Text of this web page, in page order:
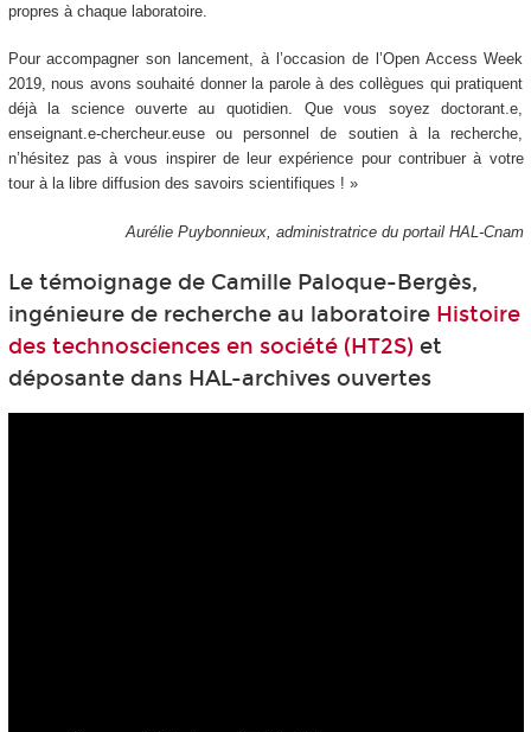
propres à chaque laboratoire.
Pour accompagner son lancement, à l’occasion de l’Open Access Week
2019, nous avons souhaité donner la parole à des collègues qui pratiquent
déjà la science ouverte au quotidien. Que vous soyez doctorant.e,
enseignant.e-chercheur.euse ou personnel de soutien à la recherche,
n’hésitez pas à vous inspirer de leur expérience pour contribuer à votre
tour à la libre diffusion des savoirs scientifiques ! »
Aurélie Puybonnieux, administratrice du portail HAL-Cnam
Le témoignage de Camille Paloque-Bergès,
ingénieure de recherche au laboratoire Histoire
des technosciences en société (HT2S) et
déposante dans HAL-archives ouvertes